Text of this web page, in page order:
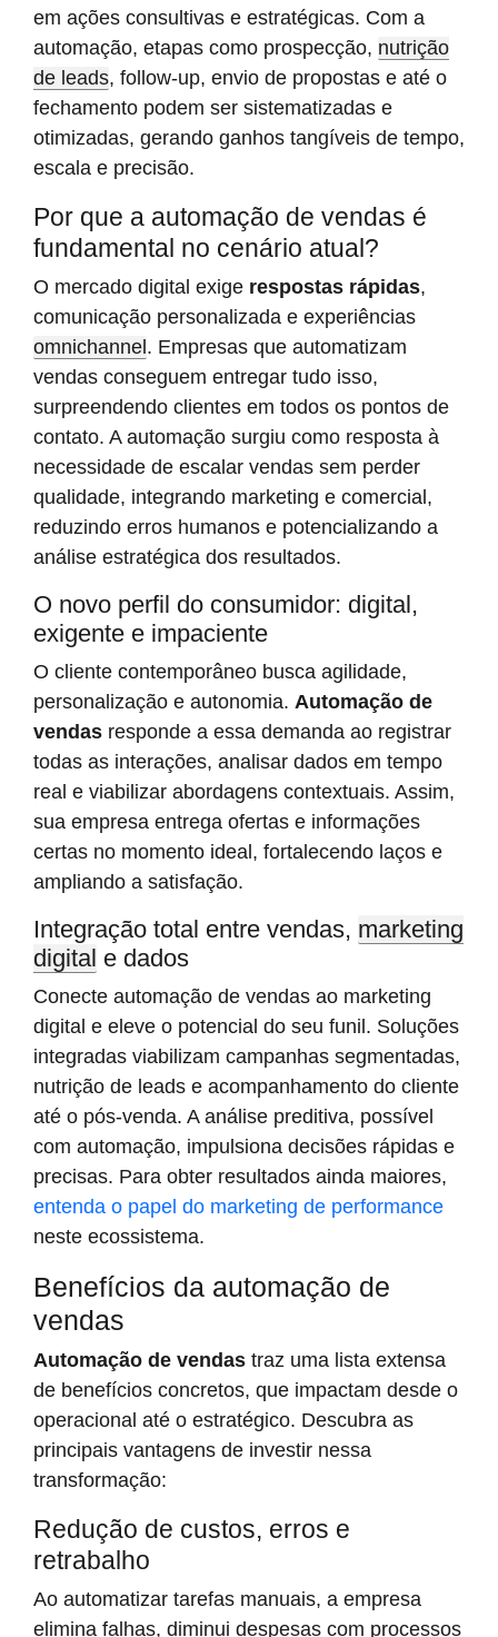
em ações consultivas e estratégicas. Com a
automação, etapas como prospecção, nutrição
de leads, follow-up, envio de propostas e até o
fechamento podem ser sistematizadas e
otimizadas, gerando ganhos tangíveis de tempo,
escala e precisão.
Por que a automação de vendas é
fundamental no cenário atual?
O mercado digital exige respostas rápidas,
comunicação personalizada e experiências
omnichannel. Empresas que automatizam
vendas conseguem entregar tudo isso,
surpreendendo clientes em todos os pontos de
contato. A automação surgiu como resposta à
necessidade de escalar vendas sem perder
qualidade, integrando marketing e comercial,
reduzindo erros humanos e potencializando a
análise estratégica dos resultados.
O novo perfil do consumidor: digital,
exigente e impaciente
O cliente contemporâneo busca agilidade,
personalização e autonomia. Automação de
vendas responde a essa demanda ao registrar
todas as interações, analisar dados em tempo
real e viabilizar abordagens contextuais. Assim,
sua empresa entrega ofertas e informações
certas no momento ideal, fortalecendo laços e
ampliando a satisfação.
Integração total entre vendas, marketing
digital e dados
Conecte automação de vendas ao marketing
digital e eleve o potencial do seu funil. Soluções
integradas viabilizam campanhas segmentadas,
nutrição de leads e acompanhamento do cliente
até o pós-venda. A análise preditiva, possível
com automação, impulsiona decisões rápidas e
precisas. Para obter resultados ainda maiores,
entenda o papel do marketing de performance
neste ecossistema.
Benefícios da automação de
vendas
Automação de vendas traz uma lista extensa
de benefícios concretos, que impactam desde o
operacional até o estratégico. Descubra as
principais vantagens de investir nessa
transformação:
Redução de custos, erros e
retrabalho
Ao automatizar tarefas manuais, a empresa
elimina falhas, diminui despesas com processos